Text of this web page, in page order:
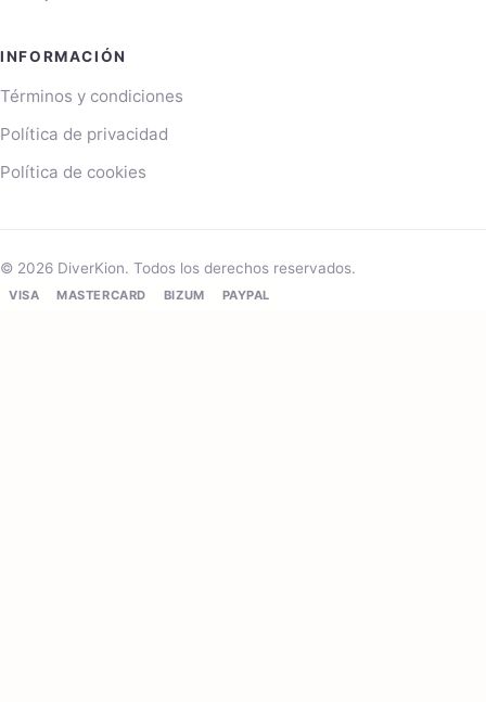
INFORMACIÓN
Términos y condiciones
Política de privacidad
Política de cookies
© 2026 DiverKion. Todos los derechos reservados.
VISA MASTERCARD BIZUM PAYPAL